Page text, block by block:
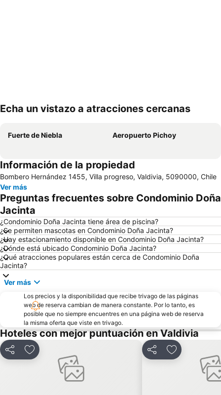
Echa un vistazo a atracciones cercanas
Fuerte de Niebla Aeropuerto Pichoy
Información de la propiedad
Bombero Hernández 1455, Villa progreso, Valdivia, 5090000, Chile
Ver más
Preguntas frecuentes sobre Condominio Doña
Jacinta
¿Condominio Doña Jacinta tiene área de piscina?
¿Se permiten mascotas en Condominio Doña Jacinta?
¿Hay estacionamiento disponible en Condominio Doña Jacinta?
¿Dónde está ubicado Condominio Doña Jacinta?
¿Qué atracciones populares están cerca de Condominio Doña
Jacinta?
Ver más
Los precios y la disponibilidad que recibe trivago de las páginas
web de reserva cambian de manera constante. Por lo tanto, es
posible que no siempre encuentres en una página web de reserva
la misma oferta que viste en trivago.
Hoteles con mejor puntuación en Valdivia
CompartirAgregar a favoritos CompartirAgregar a